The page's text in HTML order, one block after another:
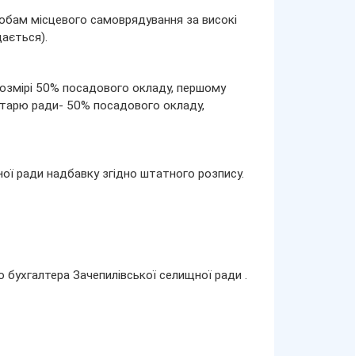
місцевого самоврядування за високі
50% посадового окладу, першому
ради- 50% посадового окладу,
ради надбавку згідно штатного розпису.
Зачепилівської селищної ради .